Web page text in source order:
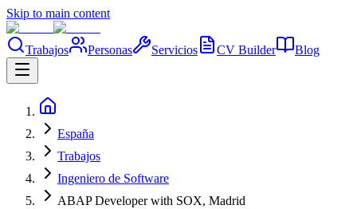
Skip to main content
Trabajos Personas Servicios CV Builder Blog
España
Trabajos
Ingeniero de Software
ABAP Developer with SOX, Madrid